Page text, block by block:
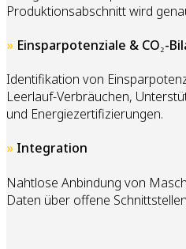
Produktionsabschnitt wird
» Einsparpotenziale & CO₂-
Identifikation von
Leerlauf-Verbräuchen,
und Energiezertifizierungen.
» Integration
Nahtlose Anbindung von
Daten über offene